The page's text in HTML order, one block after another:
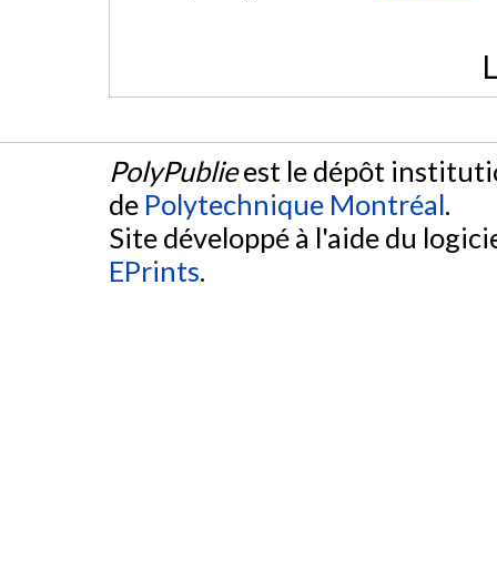
PolyPublieest le dépôt
de Polytechnique Montréal.
Site développé à l'aide du
EPrints.